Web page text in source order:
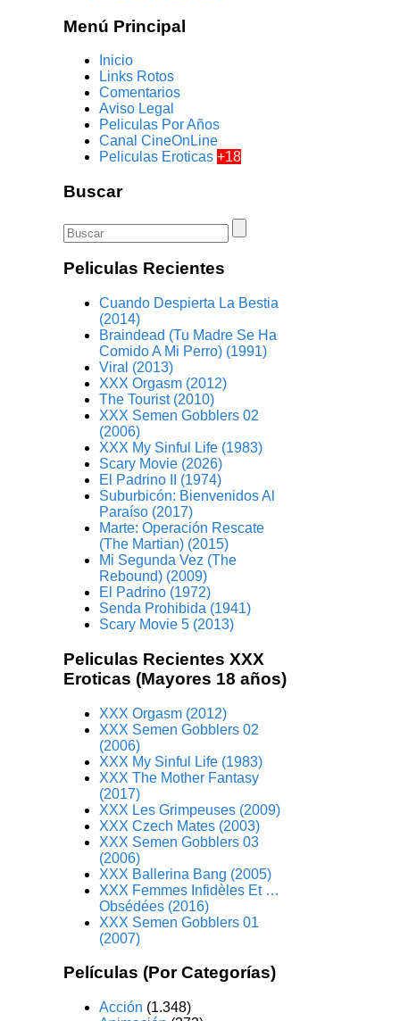
Menú Principal
Inicio
Links Rotos
Comentarios
Aviso Legal
Peliculas Por Años
Canal CineOnLine
Peliculas Eroticas+18
Buscar
Peliculas Recientes
Cuando Despierta La Bestia
(2014)
Braindead (Tu Madre Se Ha
Comido A Mi Perro) (1991)
Viral (2013)
XXX Orgasm (2012)
The Tourist (2010)
XXX Semen Gobblers 02
(2006)
XXX My Sinful Life (1983)
Scary Movie (2026)
El Padrino II (1974)
Suburbicón: Bienvenidos Al
Paraíso (2017)
Marte: Operación Rescate
(The Martian) (2015)
Mi Segunda Vez (The
Rebound) (2009)
El Padrino (1972)
Senda Prohibida (1941)
Scary Movie 5 (2013)
Peliculas Recientes XXX
Eroticas (Mayores 18 años)
XXX Orgasm (2012)
XXX Semen Gobblers 02
(2006)
XXX My Sinful Life (1983)
XXX The Mother Fantasy
(2017)
XXX Les Grimpeuses (2009)
XXX Czech Mates (2003)
XXX Semen Gobblers 03
(2006)
XXX Ballerina Bang (2005)
XXX Femmes Infidèles Et …
Obsédées (2016)
XXX Semen Gobblers 01
(2007)
Películas (Por Categorías)
Acción (1.348)